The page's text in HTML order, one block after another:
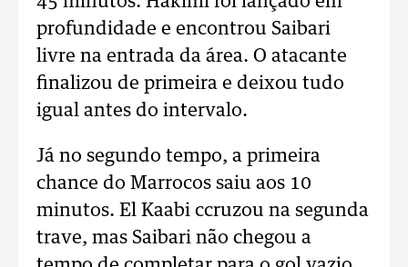
profundidade e encontrou Saibari
livre na entrada da área. O atacante
finalizou de primeira e deixou tudo
igual antes do intervalo.
Já no segundo tempo, a primeira
chance do Marrocos saiu aos 10
minutos. El Kaabi ccruzou na segunda
trave, mas Saibari não chegou a